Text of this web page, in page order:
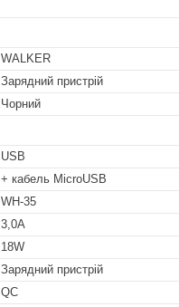
WALKER
Зарядний пристрій
Чорний
USB
+ кабель MicroUSB
WH-35
3,0A
18W
Зарядний пристрій
QC